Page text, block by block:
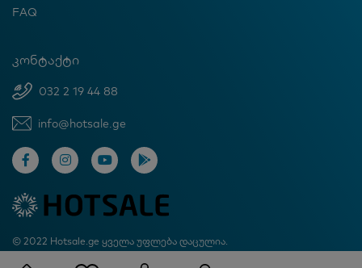
FAQ
კონტაქტი
032 2 19 44 88
info@hotsale.ge
© 2022 Hotsale.ge ყველა უფლება დაცულია.